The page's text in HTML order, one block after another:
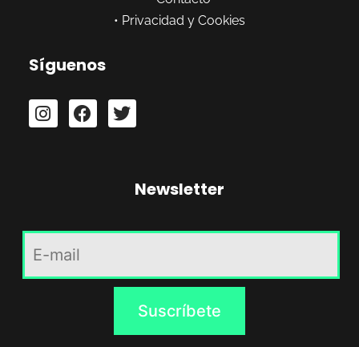
• Privacidad y Cookies
Síguenos
Newsletter